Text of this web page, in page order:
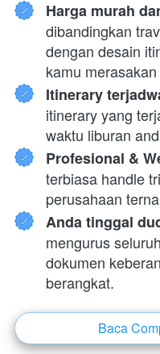
dibandingkan
dengan desain
kamu
Itinerary
itinerary yang
waktu liburan
Profesional &
terbiasa handle
perusahaan
Anda tinggal
mengurus
dokumen
berangkat.
`Baca